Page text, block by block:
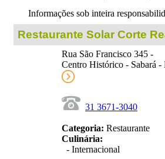
Informações sob inteira
Restaurante Solar Corte
Rua São Francisco 345 -
Centro Histórico - Sabará -
31 3671-3040
Categoria: Restaurante
Culinária:
- Internacional